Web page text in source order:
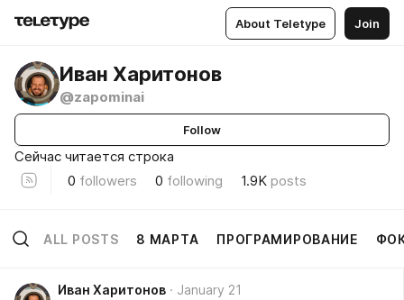
About Teletype Join
Иван Харитонов
@zapominai
Follow
Сейчас читается строка
0 followers 0 following 1.9K posts
ALL POSTS 8 МАРТА ПРОГРАМИРОВАНИЕ
Иван Харитонов January 21